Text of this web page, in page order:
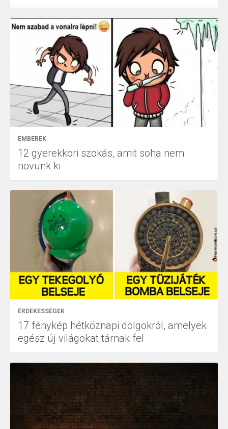
EMBEREK
12 gyerekkori szokás, amit soha nem
növünk ki
ÉRDEKESSÉGEK
17 fénykép hétköznapi dolgokról, amelyek
egész új világokat tárnak fel